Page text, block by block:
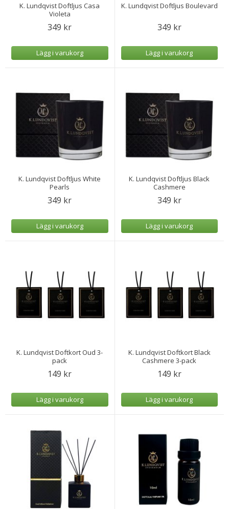
K. Lundqvist Doftljus Casa
Violeta
349 kr
Lägg i varukorg
K. Lundqvist Doftljus Boulevard
349 kr
Lägg i varukorg
K. Lundqvist Doftljus White
Pearls
349 kr
Lägg i varukorg
K. Lundqvist Doftljus Black
Cashmere
349 kr
Lägg i varukorg
K. Lundqvist Doftkort Oud 3-
pack
149 kr
Lägg i varukorg
K. Lundqvist Doftkort Black
Cashmere 3-pack
149 kr
Lägg i varukorg